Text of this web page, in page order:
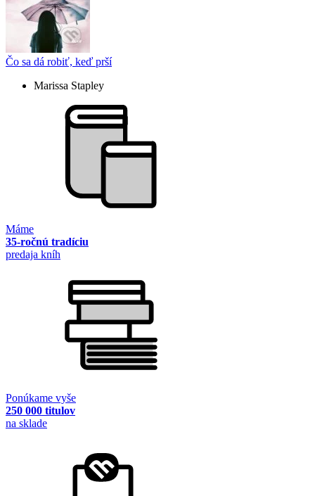
Čo sa dá robiť, keď prší
Marissa Stapley
Máme
35-ročnú tradíciu
predaja kníh
Ponúkame vyše
250 000 titulov
na sklade